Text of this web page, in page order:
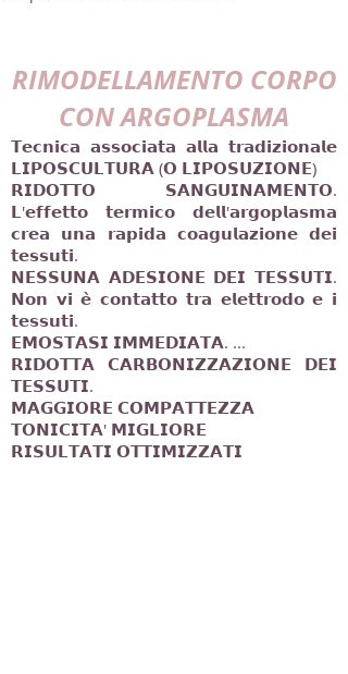
RIMODELLAMENTO CORPO
CON ARGOPLASMA
𝗧𝗲𝗰𝗻𝗶𝗰𝗮 𝗮𝘀𝘀𝗼𝗰𝗶𝗮𝘁𝗮 𝗮𝗹𝗹𝗮 𝘁𝗿𝗮𝗱𝗶𝘇𝗶𝗼𝗻𝗮𝗹𝗲
𝗟𝗜𝗣𝗢𝗦𝗖𝗨𝗟𝗧𝗨𝗥𝗔 (𝗢 𝗟𝗜𝗣𝗢𝗦𝗨𝗭𝗜𝗢𝗡𝗘)
𝗥𝗜𝗗𝗢𝗧𝗧𝗢 𝗦𝗔𝗡𝗚𝗨𝗜𝗡𝗔𝗠𝗘𝗡𝗧𝗢.
𝗟'𝗲𝗳𝗳𝗲𝘁𝘁𝗼 𝘁𝗲𝗿𝗺𝗶𝗰𝗼 𝗱𝗲𝗹𝗹'𝗮𝗿𝗴𝗼𝗽𝗹𝗮𝘀𝗺𝗮
𝗰𝗿𝗲𝗮 𝘂𝗻𝗮 𝗿𝗮𝗽𝗶𝗱𝗮 𝗰𝗼𝗮𝗴𝘂𝗹𝗮𝘇𝗶𝗼𝗻𝗲 𝗱𝗲𝗶
𝘁𝗲𝘀𝘀𝘂𝘁𝗶.
𝗡𝗘𝗦𝗦𝗨𝗡𝗔 𝗔𝗗𝗘𝗦𝗜𝗢𝗡𝗘 𝗗𝗘𝗜 𝗧𝗘𝗦𝗦𝗨𝗧𝗜.
𝗡𝗼𝗻 𝘃𝗶 𝗲̀ 𝗰𝗼𝗻𝘁𝗮𝘁𝘁𝗼 𝘁𝗿𝗮 𝗲𝗹𝗲𝘁𝘁𝗿𝗼𝗱𝗼 𝗲 𝗶
𝘁𝗲𝘀𝘀𝘂𝘁𝗶.
𝗘𝗠𝗢𝗦𝗧𝗔𝗦𝗜 𝗜𝗠𝗠𝗘𝗗𝗜𝗔𝗧𝗔. ...
𝗥𝗜𝗗𝗢𝗧𝗧𝗔 𝗖𝗔𝗥𝗕𝗢𝗡𝗜𝗭𝗭𝗔𝗭𝗜𝗢𝗡𝗘 𝗗𝗘𝗜
𝗧𝗘𝗦𝗦𝗨𝗧𝗜.
𝗠𝗔𝗚𝗚𝗜𝗢𝗥𝗘 𝗖𝗢𝗠𝗣𝗔𝗧𝗧𝗘𝗭𝗭𝗔
𝗧𝗢𝗡𝗜𝗖𝗜𝗧𝗔' 𝗠𝗜𝗚𝗟𝗜𝗢𝗥𝗘
𝗥𝗜𝗦𝗨𝗟𝗧𝗔𝗧𝗜 𝗢𝗧𝗧𝗜𝗠𝗜𝗭𝗭𝗔𝗧𝗜